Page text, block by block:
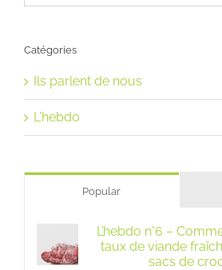
Catégories
Ils parlent de nous
L'hebdo
Popular
L’hebdo n°6 –
taux de viande
sacs de